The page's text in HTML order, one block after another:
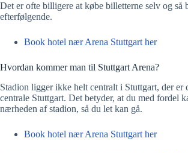
Det er ofte billigere at købe billetterne selv og så
efterfølgende.
Book hotel nær Arena Stuttgart her
Hvordan kommer man til Stuttgart Arena?
Stadion ligger ikke helt centralt i Stuttgart, der er
centrale Stuttgart. Det betyder, at du med fordel
nærheden af stadion, så du let kan gå.
Book hotel nær Arena Stuttgart her